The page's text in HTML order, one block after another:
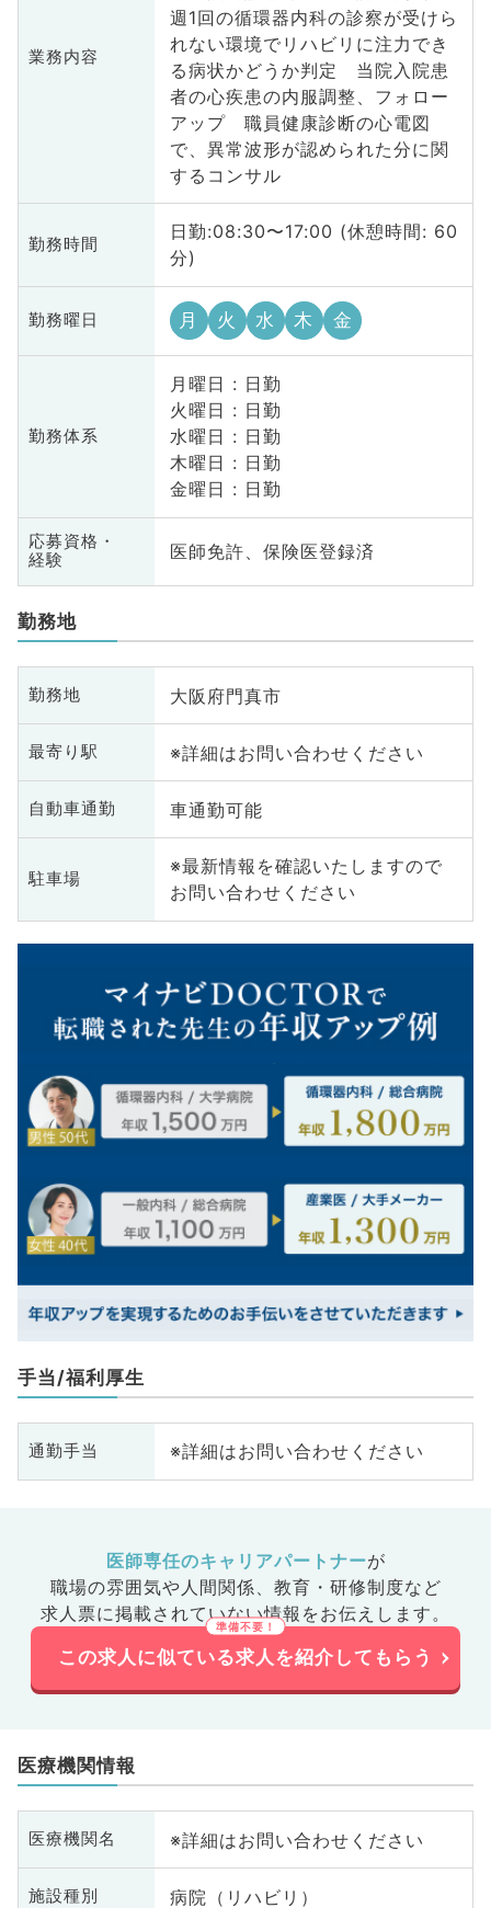
業務内容
週1回の循環器内科の診察が受けら
れない環境でリハビリに注力でき
る病状かどうか判定 当院入院患
者の心疾患の内服調整、フォロー
アップ 職員健康診断の心電図
で、異常波形が認められた分に関
するコンサル
勤務時間
日勤:08:30〜17:00 (休憩時間: 60
分)
勤務曜日 月 火 水 木 金
勤務体系
月曜日 : 日勤
火曜日 : 日勤
水曜日 : 日勤
木曜日 : 日勤
金曜日 : 日勤
応募資格・
経験
医師免許、保険医登録済
勤務地
勤務地 大阪府門真市
最寄り駅 ※詳細はお問い合わせください
自動車通勤 車通勤可能
駐車場
※最新情報を確認いたしますので
お問い合わせください
手当/福利厚生
通勤手当 ※詳細はお問い合わせください
医師専任のキャリアパートナーが
職場の雰囲気や人間関係、 教育・研修制度など
求人票に掲載されていない情報をお伝えします。
この求人に似ている求人を紹介してもらう
医療機関情報
医療機関名 ※詳細はお問い合わせください
施設種別 病院（リハビリ）